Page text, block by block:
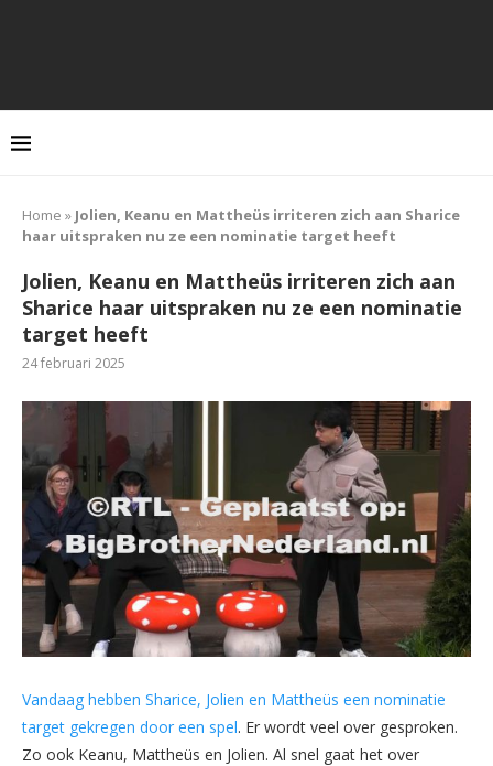
Home » Jolien, Keanu en Mattheüs irriteren zich aan Sharice
haar uitspraken nu ze een nominatie target heeft
Jolien, Keanu en Mattheüs irriteren zich aan
Sharice haar uitspraken nu ze een nominatie
target heeft
24 februari 2025
Vandaag hebben Sharice, Jolien en Mattheüs een nominatie
target gekregen door een spel. Er wordt veel over gesproken.
Zo ook Keanu, Mattheüs en Jolien. Al snel gaat het over